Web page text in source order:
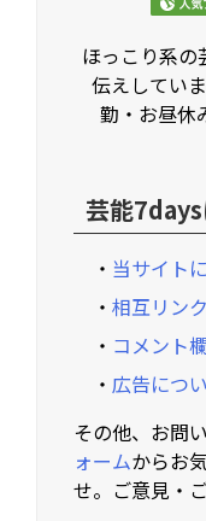
ほっこり系の
伝えしてい
勤・お昼休
芸能
・ 当サイト
・ 相互リン
・ コメント
・ 広告につ
その他、お問
ォームからお
せ。ご意見・